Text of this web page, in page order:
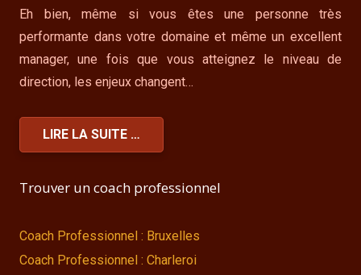
Eh bien, même si vous êtes une personne très
performante dans votre domaine et même un excellent
manager, une fois que vous atteignez le niveau de
direction, les enjeux changent…
LIRE LA SUITE …
Trouver un coach professionnel
Coach Professionnel : Bruxelles
Coach Professionnel : Charleroi